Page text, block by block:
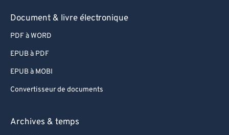
Document & livre électronique
PDF à WORD
EPUB à PDF
EPUB à MOBI
Convertisseur de documents
Archives & temps